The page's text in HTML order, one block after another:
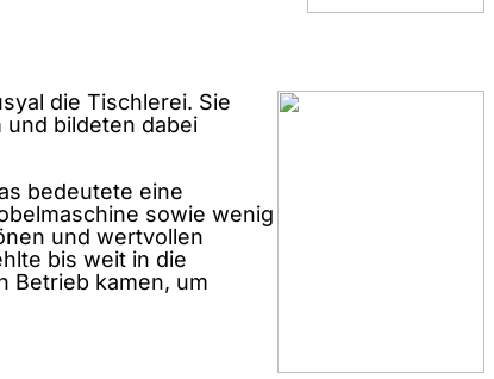
die Tischlerei. Sie
und bildeten dabei
bedeutete eine
sowie wenig
und wertvollen
bis weit in die
Betrieb kamen, um